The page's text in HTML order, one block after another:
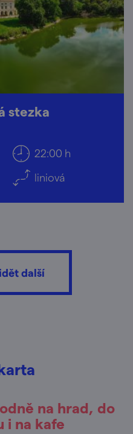
stezka
22:00 h
liniová
další
na hrad, do
i na kafe